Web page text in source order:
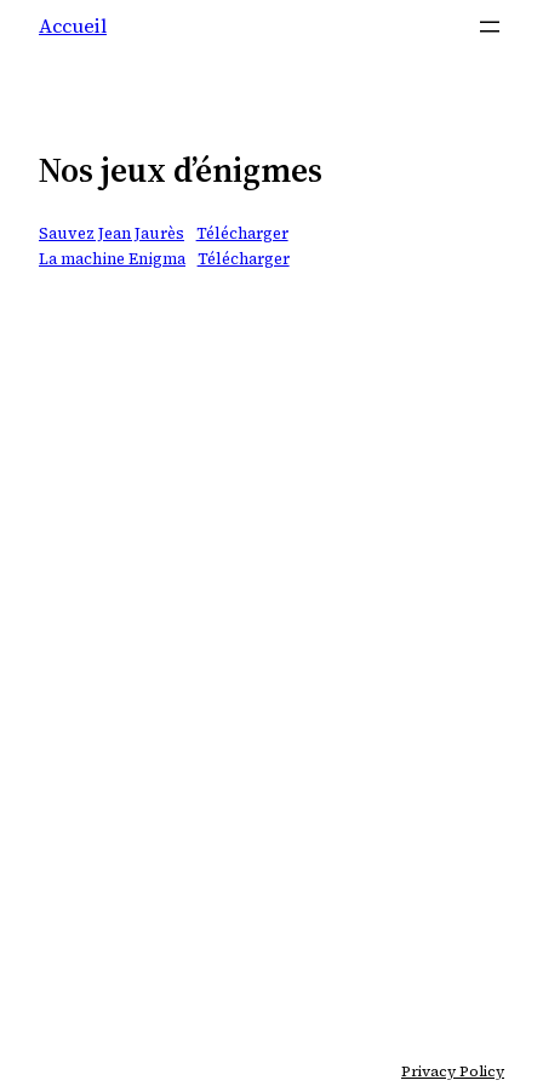
Accueil
Nos jeux d’énigmes
Sauvez Jean Jaurès
Télécharger
La machine Enigma Télécharger
Privacy Policy